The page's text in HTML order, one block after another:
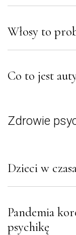
Włosy to
Co to jest
Zdrowie
Dzieci w
Pandemia
psychikę